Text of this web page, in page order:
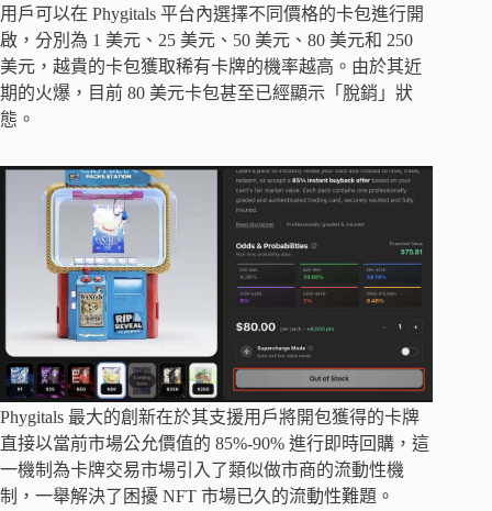
用戶可以在 Phygitals 平台內選擇不同價格的卡包進行開
啟，分別為 1 美元、25 美元、50 美元、80 美元和 250
美元，越貴的卡包獲取稀有卡牌的機率越高。由於其近
期的火爆，目前 80 美元卡包甚至已經顯示「脫銷」狀
態。
Phygitals 最大的創新在於其支援用戶將開包獲得的卡牌
直接以當前市場公允價值的 85%-90% 進行即時回購，這
一機制為卡牌交易市場引入了類似做市商的流動性機
制，一舉解決了困擾 NFT 市場已久的流動性難題。